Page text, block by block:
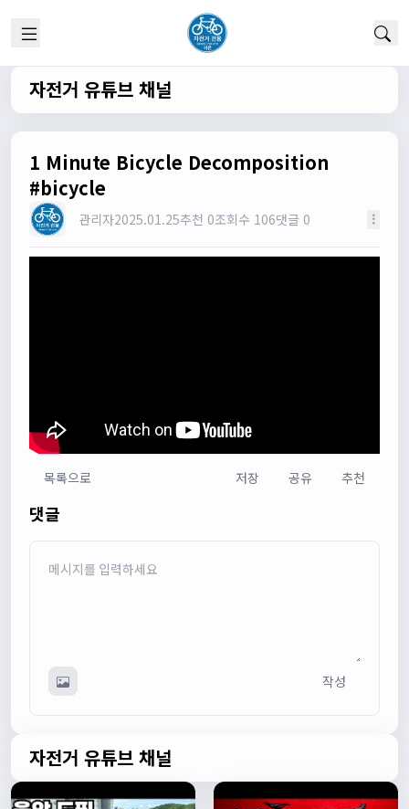
1/22/2025
채팅 신기해여
오 채팅기능까지..
원행 13:19:59
새로운 자전거 커뮤니티가 되겠네요
관리자
모두들 환영합니다 :)
타데이포가차13:29:16
다다우운
관리자13:50:05
이름/휴대폰 번호는 이벤트에 활용될수 있다는 항목을 추가
쏭박 17:23:31
실시간 채팅 테스트
쏭박17:23:34
자전거 유튜브 채널
1 Minute Bicycle Decomposition
#bicycle
관리자2025.01.25추천 0조회수 106댓글 0
목록으로 저장 공유 추천
댓글
작성
자전거 유튜브 채널